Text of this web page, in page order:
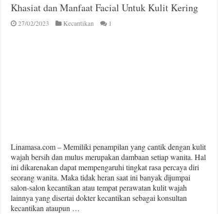
Khasiat dan Manfaat Facial Untuk Kulit Kering
27/02/2023 Kecantikan 1
Linamasa.com – Memiliki penampilan yang cantik dengan kulit
wajah bersih dan mulus merupakan dambaan setiap wanita. Hal
ini dikarenakan dapat mempengaruhi tingkat rasa percaya diri
seorang wanita. Maka tidak heran saat ini banyak dijumpai
salon-salon kecantikan atau tempat perawatan kulit wajah
lainnya yang disertai dokter kecantikan sebagai konsultan
kecantikan ataupun …